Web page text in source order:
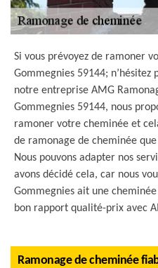
Si vous prévoyez de ramoner
Gommegnies 59144;
notre entreprise AMG
Gommegnies 59144, nous
ramoner votre cheminée et
de ramonage de cheminée que
Nous pouvons adapter nos
avons décidé cela, car nous
Gommegnies ait une
bon rapport qualité-prix avec
Ramonage de cheminée